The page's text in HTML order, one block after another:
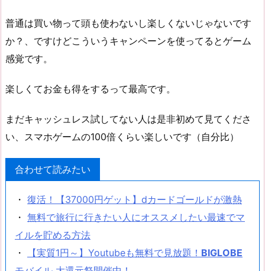
普通は買い物って頭も使わないし楽しくないじゃないです
か？、ですけどこういうキャンペーンを使ってるとゲーム
感覚です。
楽しくてお金も得をするって最高です。
まだキャッシュレス試してない人は是非初めて見てくださ
い、スマホゲームの100倍くらい楽しいです（自分比）
合わせて読みたい
・ 復活！【37000円ゲット】dカードゴールドが激熱
・ 無料で旅行に行きたい人にオススメしたい最速でマ
イルを貯める方法
・
【実質1円～】Youtubeも無料で見放題！ BIGLOBE